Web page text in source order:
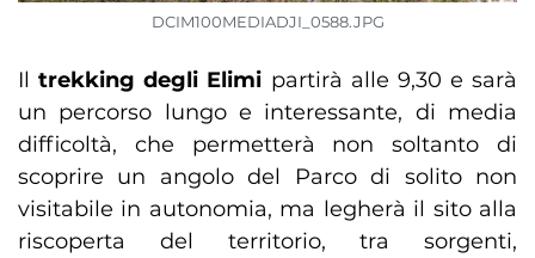
DCIM100MEDIADJI_0588.JPG
Iltrekking degli Elimi partirà alle 9,30 e sarà
un percorso lungo e interessante, di media
difficoltà, che permetterà non soltanto di
scoprire un angolo del Parco di solito non
visitabile in autonomia, ma legherà il sito alla
riscoperta del territorio, tra sorgenti,